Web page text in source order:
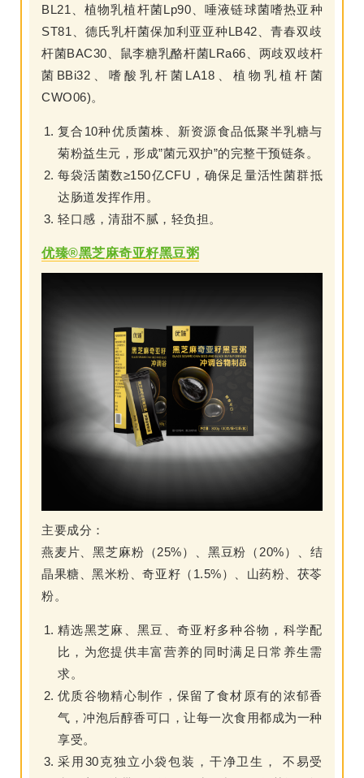
BL21、植物乳植杆菌Lp90、唾液链球菌嗜热亚种
ST81、德氏乳杆菌保加利亚亚种LB42、青春双歧
杆菌BAC30、鼠李糖乳酪杆菌LRa66、两歧双歧杆
菌BBi32、嗜酸乳杆菌LA18、植物乳植杆菌
CWO06)。
复合10种优质菌株、新资源食品低聚半乳糖与
菊粉益生元，形成”菌元双护”的完整干预链条。
每袋活菌数≥150亿CFU，确保足量活性菌群抵
达肠道发挥作用。
轻口感，清甜不腻，轻负担。
优臻®黑芝麻奇亚籽黑豆粥
主要成分：
燕麦片、黑芝麻粉（25%）、黑豆粉（20%）、结
晶果糖、黑米粉、奇亚籽（1.5%）、山药粉、茯苓
粉。
精选黑芝麻、黑豆、奇亚籽多种谷物，科学配
比，为您提供丰富营养的同时满足日常养生需
求。
优质谷物精心制作，保留了食材原有的浓郁香
气，冲泡后醇香可口，让每一次食用都成为一种
享受。
采用30克独立小袋包装，干净卫生， 不易受